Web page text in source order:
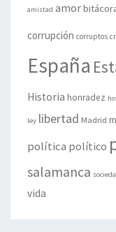
amistad amor
corrupción corruptos
España
Historia honradez
ley libertad Madrid
política político
salamanca
vida